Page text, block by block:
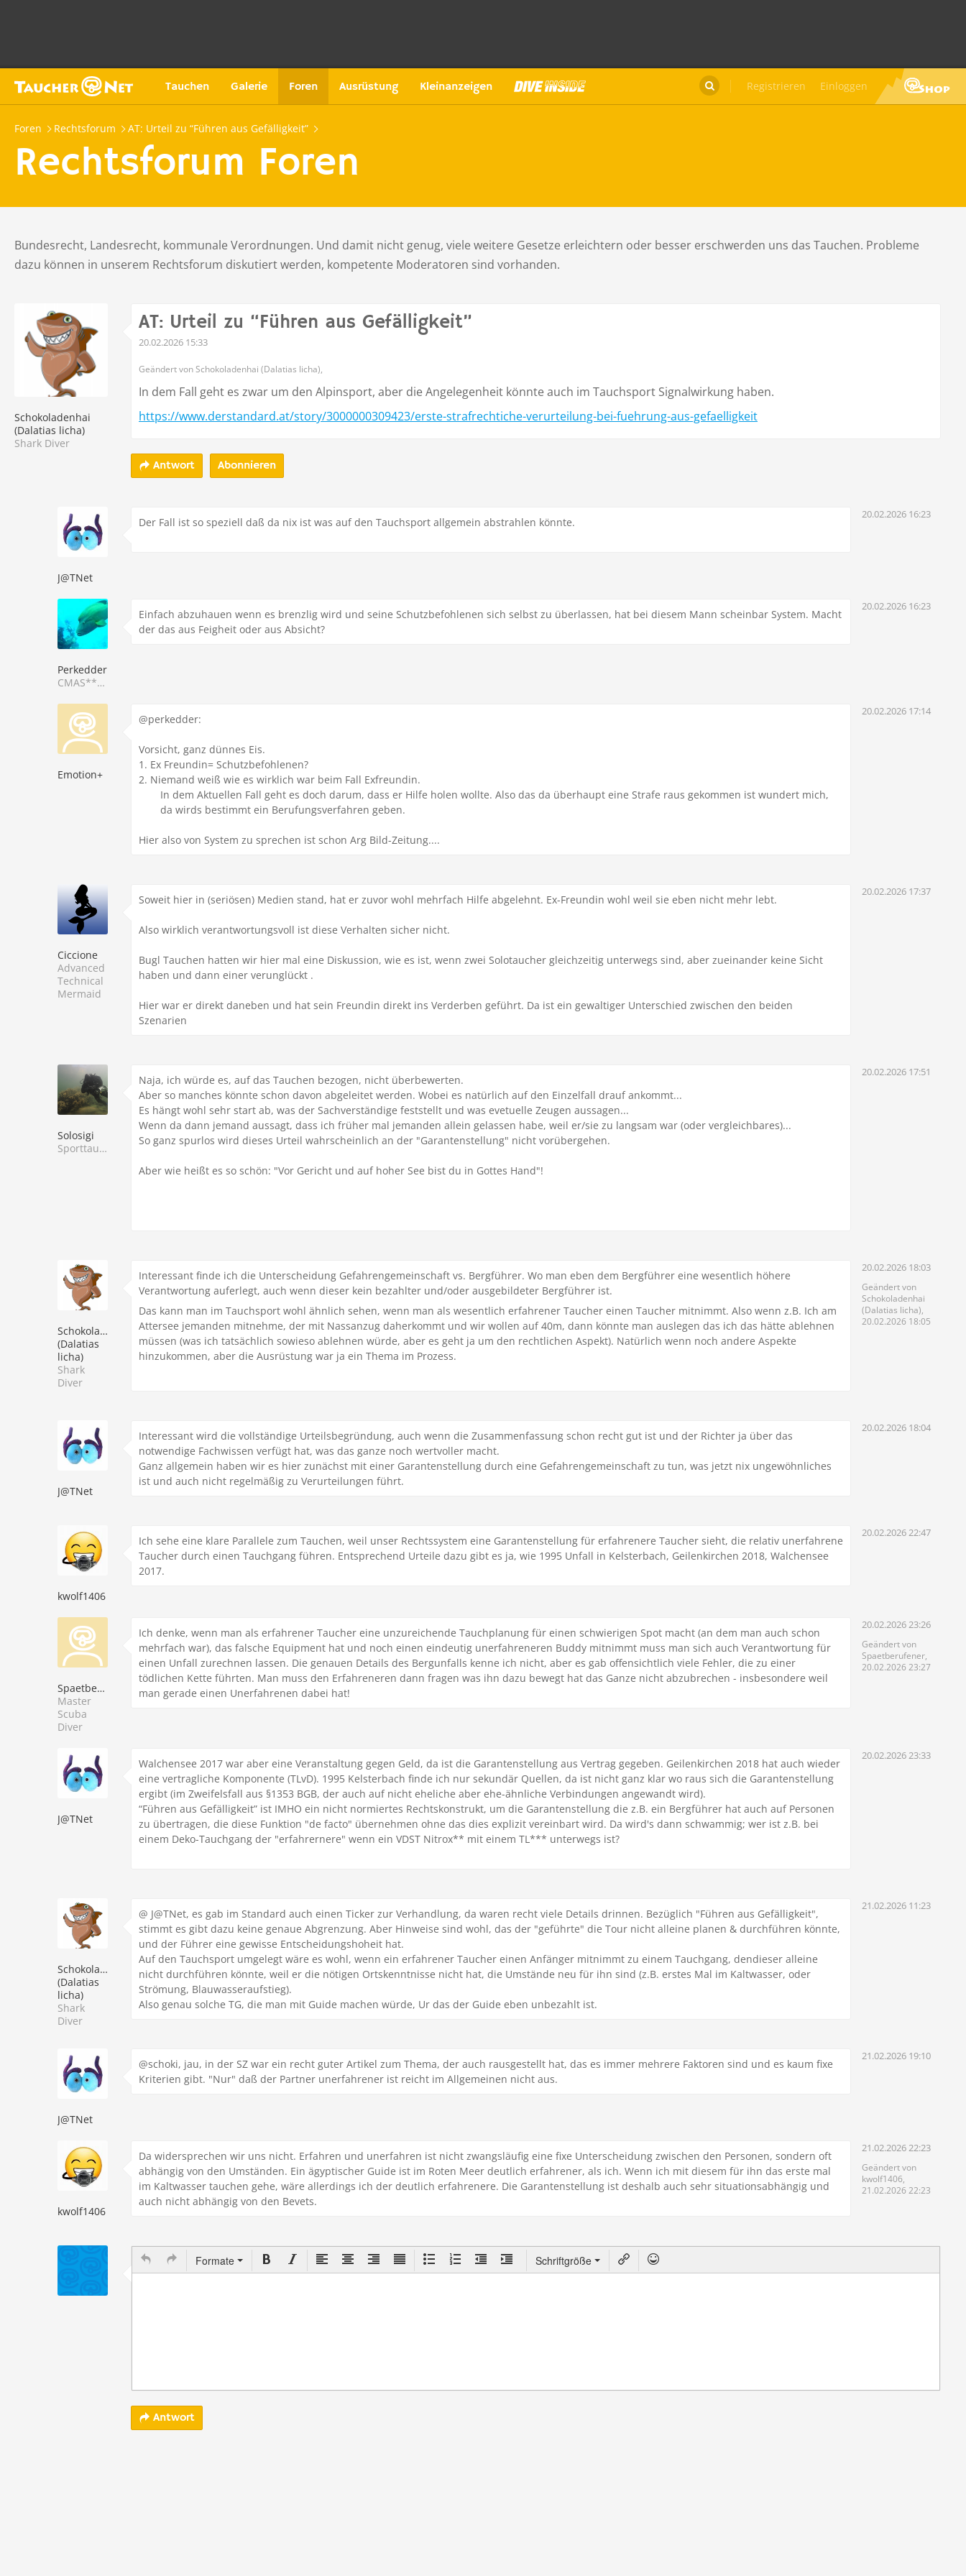
Tauchen Galerie Foren Ausrüstung Kleinanzeigen Registrieren Einloggen

Foren Rechtsforum AT: Urteil zu “Führen aus Gefälligkeit”
Rechtsforum Foren
Bundesrecht, Landesrecht, kommunale Verordnungen. Und damit nicht genug, viele weitere Gesetze erleichtern oder besser erschwerden uns das Tauchen. Probleme
dazu können in unserem Rechtsforum diskutiert werden, kompetente Moderatoren sind vorhanden.
Schokoladenhai
(Dalatias licha)
Shark Diver
AT: Urteil zu “Führen aus Gefälligkeit”
20.02.2026 15:33
Geändert von Schokoladenhai (Dalatias licha),
In dem Fall geht es zwar um den Alpinsport, aber die Angelegenheit könnte auch im Tauchsport Signalwirkung haben.
https://www.derstandard.at/story/3000000309423/erste-strafrechtiche-verurteilung-bei-fuehrung-aus-gefaelligkeit
Antwort Abonnieren
J@TNet
20.02.2026 16:23
Der Fall ist so speziell daß da nix ist was auf den Tauchsport allgemein abstrahlen könnte.
Perkedder
CMAS**/DTSA**
20.02.2026 16:23
Einfach abzuhauen wenn es brenzlig wird und seine Schutzbefohlenen sich selbst zu überlassen, hat bei diesem Mann scheinbar System. Macht
der das aus Feigheit oder aus Absicht?
Emotion+
20.02.2026 17:14
@perkedder:
Vorsicht, ganz dünnes Eis.
1. Ex Freundin= Schutzbefohlenen?
2. Niemand weiß wie es wirklich war beim Fall Exfreundin.
In dem Aktuellen Fall geht es doch darum, dass er Hilfe holen wollte. Also das da überhaupt eine Strafe raus gekommen ist wundert mich,
da wirds bestimmt ein Berufungsverfahren geben.
Hier also von System zu sprechen ist schon Arg Bild-Zeitung....
Ciccione
Advanced
Technical
Mermaid
20.02.2026 17:37
Soweit hier in (seriösen) Medien stand, hat er zuvor wohl mehrfach Hilfe abgelehnt. Ex-Freundin wohl weil sie eben nicht mehr lebt.
Also wirklich verantwortungsvoll ist diese Verhalten sicher nicht.
Bugl Tauchen hatten wir hier mal eine Diskussion, wie es ist, wenn zwei Solotaucher gleichzeitig unterwegs sind, aber zueinander keine Sicht
haben und dann einer verunglückt .
Hier war er direkt daneben und hat sein Freundin direkt ins Verderben geführt. Da ist ein gewaltiger Unterschied zwischen den beiden
Szenarien
Solosigi
Sporttaucher
20.02.2026 17:51
Naja, ich würde es, auf das Tauchen bezogen, nicht überbewerten.
Aber so manches könnte schon davon abgeleitet werden. Wobei es natürlich auf den Einzelfall drauf ankommt...
Es hängt wohl sehr start ab, was der Sachverständige feststellt und was evetuelle Zeugen aussagen...
Wenn da dann jemand aussagt, dass ich früher mal jemanden allein gelassen habe, weil er/sie zu langsam war (oder vergleichbares)...
So ganz spurlos wird dieses Urteil wahrscheinlich an der "Garantenstellung" nicht vorübergehen.
Aber wie heißt es so schön: "Vor Gericht und auf hoher See bist du in Gottes Hand"!
Schokoladenhai
(Dalatias
licha)
Shark
Diver
20.02.2026 18:03
Geändert von
Schokoladenhai
(Dalatias licha),
20.02.2026 18:05
Interessant finde ich die Unterscheidung Gefahrengemeinschaft vs. Bergführer. Wo man eben dem Bergführer eine wesentlich höhere
Verantwortung auferlegt, auch wenn dieser kein bezahlter und/oder ausgebildeter Bergführer ist.
Das kann man im Tauchsport wohl ähnlich sehen, wenn man als wesentlich erfahrener Taucher einen Taucher mitnimmt. Also wenn z.B. Ich am
Attersee jemanden mitnehme, der mit Nassanzug daherkommt und wir wollen auf 40m, dann könnte man auslegen das ich das hätte ablehnen
müssen (was ich tatsächlich sowieso ablehnen würde, aber es geht ja um den rechtlichen Aspekt). Natürlich wenn noch andere Aspekte
hinzukommen, aber die Ausrüstung war ja ein Thema im Prozess.
J@TNet
20.02.2026 18:04
Interessant wird die vollständige Urteilsbegründung, auch wenn die Zusammenfassung schon recht gut ist und der Richter ja über das
notwendige Fachwissen verfügt hat, was das ganze noch wertvoller macht.
Ganz allgemein haben wir es hier zunächst mit einer Garantenstellung durch eine Gefahrengemeinschaft zu tun, was jetzt nix ungewöhnliches
ist und auch nicht regelmäßig zu Verurteilungen führt.
kwolf1406
20.02.2026 22:47
Ich sehe eine klare Parallele zum Tauchen, weil unser Rechtssystem eine Garantenstellung für erfahrenere Taucher sieht, die relativ unerfahrene
Taucher durch einen Tauchgang führen. Entsprechend Urteile dazu gibt es ja, wie 1995 Unfall in Kelsterbach, Geilenkirchen 2018, Walchensee
2017.
Spaetberufener
Master
Scuba
Diver
20.02.2026 23:26
Geändert von
Spaetberufener,
20.02.2026 23:27
Ich denke, wenn man als erfahrener Taucher eine unzureichende Tauchplanung für einen schwierigen Spot macht (an dem man auch schon
mehrfach war), das falsche Equipment hat und noch einen eindeutig unerfahreneren Buddy mitnimmt muss man sich auch Verantwortung für
einen Unfall zurechnen lassen. Die genauen Details des Bergunfalls kenne ich nicht, aber es gab offensichtlich viele Fehler, die zu einer
tödlichen Kette führten. Man muss den Erfahreneren dann fragen was ihn dazu bewegt hat das Ganze nicht abzubrechen - insbesondere weil
man gerade einen Unerfahrenen dabei hat!
J@TNet
20.02.2026 23:33
Walchensee 2017 war aber eine Veranstaltung gegen Geld, da ist die Garantenstellung aus Vertrag gegeben. Geilenkirchen 2018 hat auch wieder
eine vertragliche Komponente (TLvD). 1995 Kelsterbach finde ich nur sekundär Quellen, da ist nicht ganz klar wo raus sich die Garantenstellung
ergibt (im Zweifelsfall aus §1353 BGB, der auch auf nicht eheliche aber ehe-ähnliche Verbindungen angewandt wird).
“Führen aus Gefälligkeit” ist IMHO ein nicht normiertes Rechtskonstrukt, um die Garantenstellung die z.B. ein Bergführer hat auch auf Personen
zu übertragen, die diese Funktion "de facto" übernehmen ohne das dies explizit vereinbart wird. Da wird's dann schwammig; wer ist z.B. bei
einem Deko-Tauchgang der "erfahrernere" wenn ein VDST Nitrox** mit einem TL*** unterwegs ist?
Schokoladenhai
(Dalatias
licha)
Shark
Diver
21.02.2026 11:23
@ J@TNet, es gab im Standard auch einen Ticker zur Verhandlung, da waren recht viele Details drinnen. Bezüglich "Führen aus Gefälligkeit",
stimmt es gibt dazu keine genaue Abgrenzung. Aber Hinweise sind wohl, das der "geführte" die Tour nicht alleine planen & durchführen könnte,
und der Führer eine gewisse Entscheidungshoheit hat.
Auf den Tauchsport umgelegt wäre es wohl, wenn ein erfahrener Taucher einen Anfänger mitnimmt zu einem Tauchgang, dendieser alleine
nicht durchführen könnte, weil er die nötigen Ortskenntnisse nicht hat, die Umstände neu für ihn sind (z.B. erstes Mal im Kaltwasser, oder
Strömung, Blauwasseraufstieg).
Also genau solche TG, die man mit Guide machen würde, Ur das der Guide eben unbezahlt ist.
J@TNet
21.02.2026 19:10
@schoki, jau, in der SZ war ein recht guter Artikel zum Thema, der auch rausgestellt hat, das es immer mehrere Faktoren sind und es kaum fixe
Kriterien gibt. "Nur" daß der Partner unerfahrener ist reicht im Allgemeinen nicht aus.
kwolf1406
21.02.2026 22:23
Geändert von
kwolf1406,
21.02.2026 22:23
Da widersprechen wir uns nicht. Erfahren und unerfahren ist nicht zwangsläufig eine fixe Unterscheidung zwischen den Personen, sondern oft
abhängig von den Umständen. Ein ägyptischer Guide ist im Roten Meer deutlich erfahrener, als ich. Wenn ich mit diesem für ihn das erste mal
im Kaltwasser tauchen gehe, wäre allerdings ich der deutlich erfahrenere. Die Garantenstellung ist deshalb auch sehr situationsabhängig und
auch nicht abhängig von den Bevets.
Formate Schriftgröße
Antwort